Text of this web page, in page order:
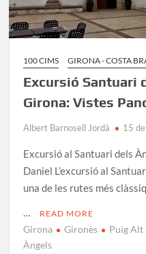
100 CIMS GIRONA - COSTA
Excursió Santuari
Girona: Vistes
Albert Barnosell Jordà 15
Excursió al Santuari dels
Daniel L’excursió al
una de les rutes més
…
READ MORE
Girona Gironès Puig Alt
Àngels